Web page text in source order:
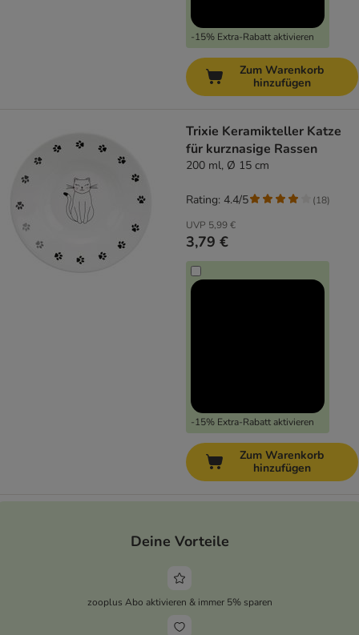
-15% Extra-Rabatt aktivieren
Zum Warenkorb
hinzufügen
Trixie Keramikteller Katze
für kurznasige Rassen
200 ml, Ø 15 cm
UVP 5,99 €
3,79 €
-15% Extra-Rabatt aktivieren
Rating: 4.4/5 (18)
Zum Warenkorb
hinzufügen
Deine Vorteile
zooplus Abo aktivieren & immer 5% sparen